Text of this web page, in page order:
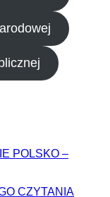
POLSKO –
CZYTANIA